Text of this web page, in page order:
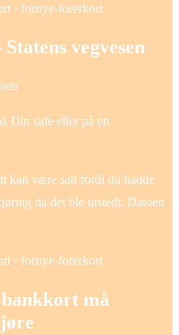
› fornye-forerkort
vegvesen
Din side eller på en
kan være satt fordi du hadde
da det ble utstedt. Datoen
› fornye-forerkort
må